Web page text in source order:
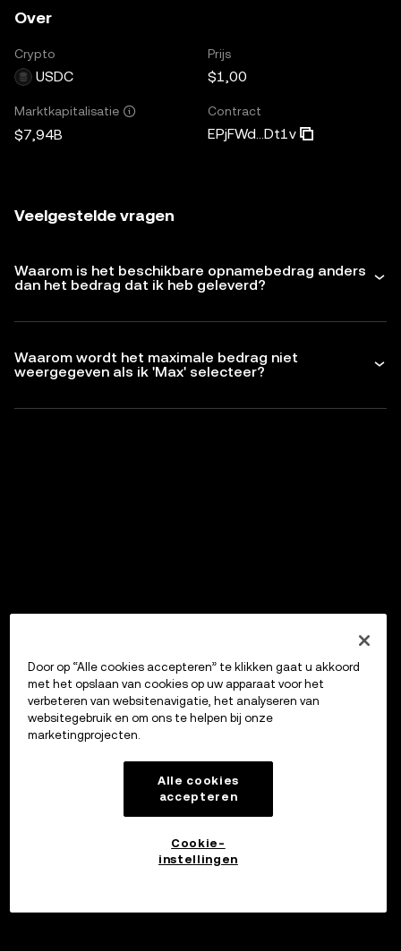
Over
Crypto
USDC
Prijs
$1,00
Marktkapitalisatie
$7,94B
Contract
EPjFWd...Dt1v
Veelgestelde vragen
Waarom is het beschikbare opnamebedrag anders
dan het bedrag dat ik heb geleverd?
Waarom wordt het maximale bedrag niet
weergegeven als ik 'Max' selecteer?
Door op “Alle cookies accepteren” te klikken gaat u akkoord
met het opslaan van cookies op uw apparaat voor het
verbeteren van websitenavigatie, het analyseren van
websitegebruik en om ons te helpen bij onze
marketingprojecten.
Alle cookies
accepteren
Cookie-
instellingen